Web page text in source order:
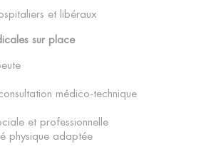
et libéraux
sur place
médico-technique
et professionnelle
physique adaptée